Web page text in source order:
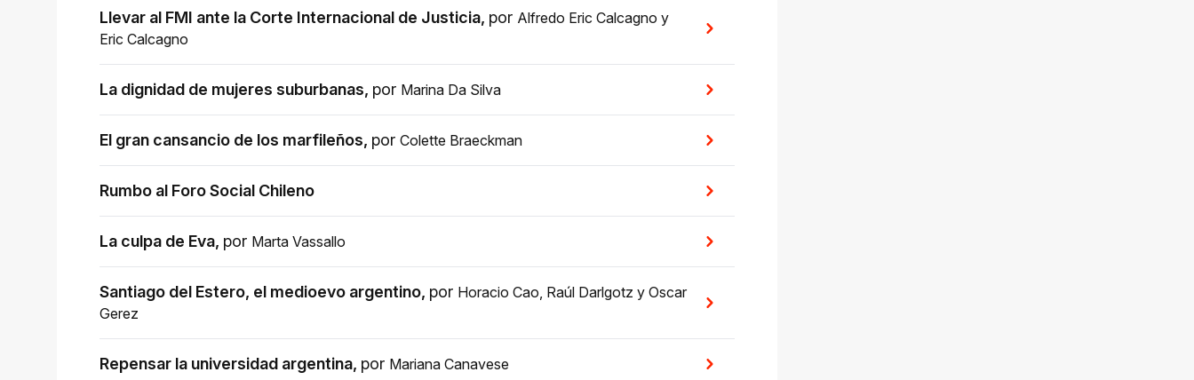
Llevar al FMI ante la Corte Internacional de Justicia, por Alfredo Eric Calcagno y
Eric Calcagno
La dignidad de mujeres suburbanas, por Marina Da Silva
El gran cansancio de los marfileños, por Colette Braeckman
Rumbo al Foro Social Chileno
La culpa de Eva, por Marta Vassallo
Santiago del Estero, el medioevo argentino, por Horacio Cao Raúl Darlgotz y Oscar
Gerez
Repensar la universidad argentina, por Mariana Canavese